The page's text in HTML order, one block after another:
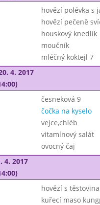
hovězí polévka s
hovězí pečeně
houskový knedlík
moučník
mléčný koktejl 7
4. 2017
česneková 9
čočka na kyselo
vejce,chléb
vitamínový salát
ovocný čaj
4. 2017
hovězí s
kuřecí maso